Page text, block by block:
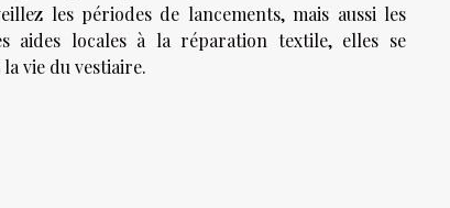
les périodes de lancements, mais aussi les
aides locales à la réparation textile, elles se
vie du vestiaire.